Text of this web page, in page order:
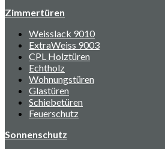
Zimmertüren
Weisslack 9010
ExtraWeiss 9003
CPL Holztüren
Echtholz
Wohnungstüren
Glastüren
Schiebetüren
Feuerschutz
Sonnenschutz